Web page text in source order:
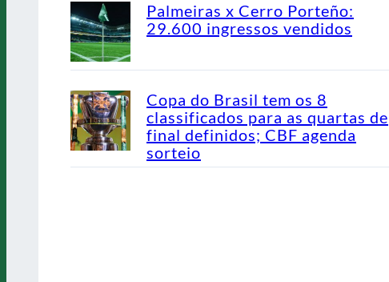
Palmeiras x Cerro Porteño:
29.600 ingressos vendidos
Copa do Brasil tem os 8
classificados para as quartas de
final definidos; CBF agenda
sorteio